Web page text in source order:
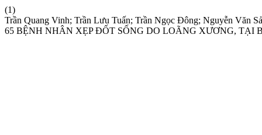
(1)
Trần Quang Vinh; Trần Lưu Tuấn; Trần Ngọc Đông; Nguyễn
65 BỆNH NHÂN XẸP ĐỐT SỐNG DO LOÃNG XƯƠNG, TẠI